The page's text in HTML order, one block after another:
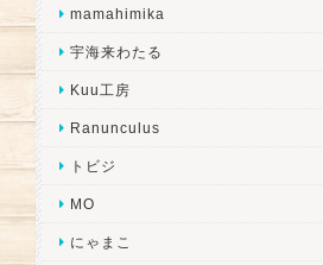
mamahimika
宇海来わたる
Kuu工房
Ranunculus
トビジ
MO
にゃまこ